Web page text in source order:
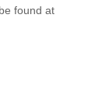
found at